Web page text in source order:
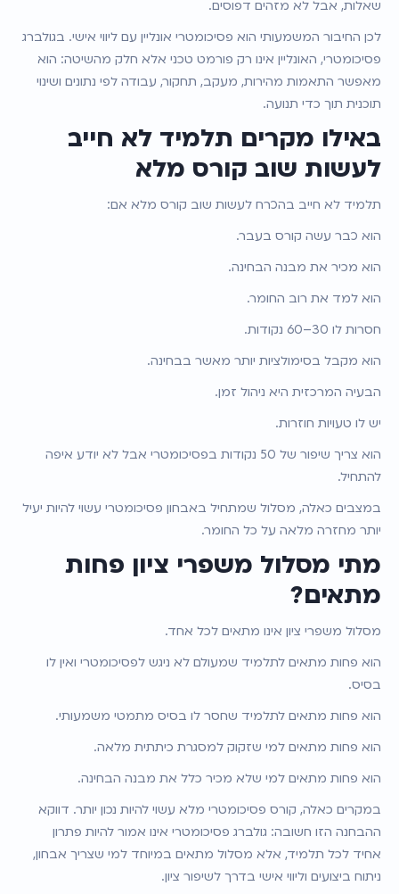
שאלות, אבל לא מזהים דפוסים.
לכן החיבור המשמעותי הוא פסיכומטרי אונליין עם ליווי אישי. בגולברג
פסיכומטרי, האונליין אינו רק פורמט טכני אלא חלק מהשיטה: הוא
מאפשר התאמות מהירות, מעקב, תחקור, עבודה לפי נתונים ושינוי
תוכנית תוך כדי תנועה.
באילו מקרים תלמיד לא חייב
לעשות שוב קורס מלא
תלמיד לא חייב בהכרח לעשות שוב קורס מלא אם:
הוא כבר עשה קורס בעבר.
הוא מכיר את מבנה הבחינה.
הוא למד את רוב החומר.
חסרות לו 30–60 נקודות.
הוא מקבל בסימולציות יותר מאשר בבחינה.
הבעיה המרכזית היא ניהול זמן.
יש לו טעויות חוזרות.
הוא צריך שיפור של 50 נקודות בפסיכומטרי אבל לא יודע איפה
להתחיל.
במצבים כאלה, מסלול שמתחיל באבחון פסיכומטרי עשוי להיות יעיל
יותר מחזרה מלאה על כל החומר.
מתי מסלול משפרי ציון פחות
מתאים?
מסלול משפרי ציון אינו מתאים לכל אחד.
הוא פחות מתאים לתלמיד שמעולם לא ניגש לפסיכומטרי ואין לו
בסיס.
הוא פחות מתאים לתלמיד שחסר לו בסיס מתמטי משמעותי.
הוא פחות מתאים למי שזקוק למסגרת כיתתית מלאה.
הוא פחות מתאים למי שלא מכיר כלל את מבנה הבחינה.
במקרים כאלה, קורס פסיכומטרי מלא עשוי להיות נכון יותר. דווקא
ההבחנה הזו חשובה: גולברג פסיכומטרי אינו אמור להיות פתרון
אחיד לכל תלמיד, אלא מסלול מתאים במיוחד למי שצריך אבחון,
ניתוח ביצועים וליווי אישי בדרך לשיפור ציון.